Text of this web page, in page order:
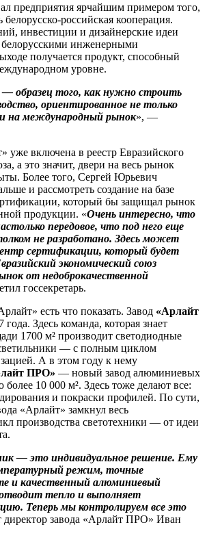
предприятия ярчайшим примером того,
белорусско-российская кооперация.
инвестиции и дизайнерские идеи
белорусскими инженерными
получается продукт, способный
уровне.
образец того, как нужно строить
ориентированное не только
на международный рынок», —
уже включена в реестр Евразийского
а это значит, двери на весь рынок
Более того, Сергей Юрьевич
и рассмотреть создание на базе
который бы защищал рынок
продукции. «Очень интересно, что
передовое, что под него еще
не разработано. Здесь может
сертификации, который будет
экономический союз
от недоброкачественной
госсекретарь.
есть что показать. Завод «Арлайт
года. Здесь команда, которая знает
1700 м² производит светодиодные
— с полным циклом
А в этом году к нему
ПРО» — новый завод алюминиевых
10 000 м². Здесь тоже делают все:
и покраски профилей. По сути,
«Арлайт» замкнул весь
производства светотехники — от идеи
— это индивидуальное решение. Ему
режим, точные
и качественный алюминиевый
тепло и выполняет
Теперь мы контролируем все это
директор завода «Арлайт ПРО» Иван